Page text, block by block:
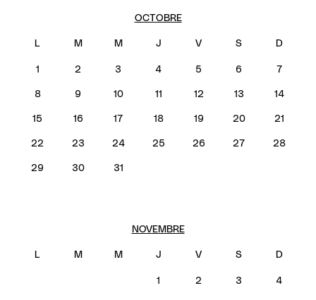
OCTOBRE
1 2 3 4 5 6 7
8 9 10 11 12 13 14
15 16 17 18 19 20 21
22 23 24 25 26 27 28
29 30 31
NOVEMBRE
1 2 3 4